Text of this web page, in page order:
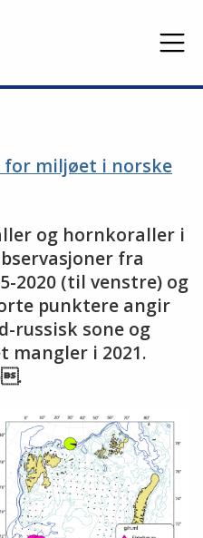
for miljøet i norske
og hornkoraller i
fra
2020 (til venstre) og
punktere angir
russisk sone og
mangler i 2021.